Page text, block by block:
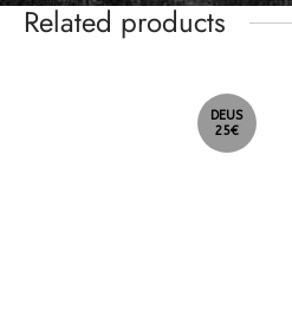
Related products
DEUS
25€